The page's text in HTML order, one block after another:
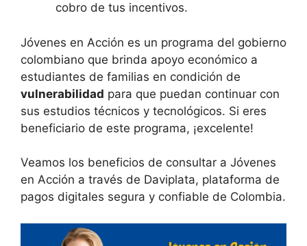
cobro de tus incentivos.
Jóvenes en Acción es un programa del gobierno
colombiano que brinda apoyo económico a
estudiantes de familias en condición de
vulnerabilidad para que puedan continuar con
sus estudios técnicos y tecnológicos. Si eres
beneficiario de este programa, ¡excelente!
Veamos los beneficios de consultar a Jóvenes
en Acción a través de Daviplata, plataforma de
pagos digitales segura y confiable de Colombia.